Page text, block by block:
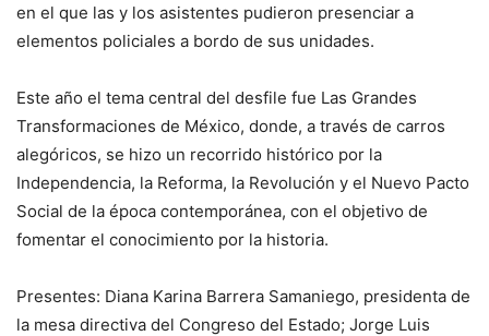
en el que las y los asistentes pudieron presenciar a
elementos policiales a bordo de sus unidades.
Este año el tema central del desfile fue Las Grandes
Transformaciones de México, donde, a través de carros
alegóricos, se hizo un recorrido histórico por la
Independencia, la Reforma, la Revolución y el Nuevo Pacto
Social de la época contemporánea, con el objetivo de
fomentar el conocimiento por la historia.
Presentes: Diana Karina Barrera Samaniego, presidenta de
la mesa directiva del Congreso del Estado; Jorge Luis